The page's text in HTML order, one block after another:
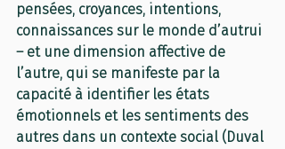
pensées, croyances, intentions,
connaissances sur le monde d’autrui
– et une dimension affective de
l’autre, qui se manifeste par la
capacité à identifier les états
émotionnels et les sentiments des
autres dans un contexte social (Duval